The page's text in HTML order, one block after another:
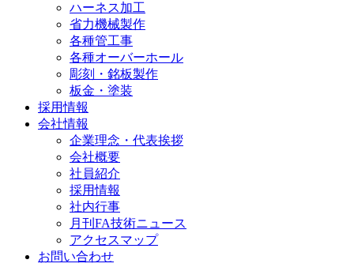
ハーネス加工
省力機械製作
各種管工事
各種オーバーホール
彫刻・銘板製作
板金・塗装
採用情報
会社情報
企業理念・代表挨拶
会社概要
社員紹介
採用情報
社内行事
月刊FA技術ニュース
アクセスマップ
お問い合わせ